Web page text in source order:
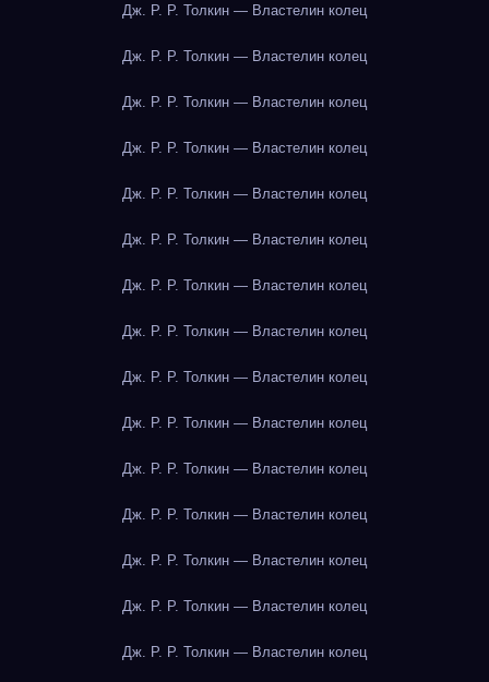
Дж. Р. Р. Толкин — Властелин колец
Дж. Р. Р. Толкин — Властелин колец
Дж. Р. Р. Толкин — Властелин колец
Дж. Р. Р. Толкин — Властелин колец
Дж. Р. Р. Толкин — Властелин колец
Дж. Р. Р. Толкин — Властелин колец
Дж. Р. Р. Толкин — Властелин колец
Дж. Р. Р. Толкин — Властелин колец
Дж. Р. Р. Толкин — Властелин колец
Дж. Р. Р. Толкин — Властелин колец
Дж. Р. Р. Толкин — Властелин колец
Дж. Р. Р. Толкин — Властелин колец
Дж. Р. Р. Толкин — Властелин колец
Дж. Р. Р. Толкин — Властелин колец
Дж. Р. Р. Толкин — Властелин колец